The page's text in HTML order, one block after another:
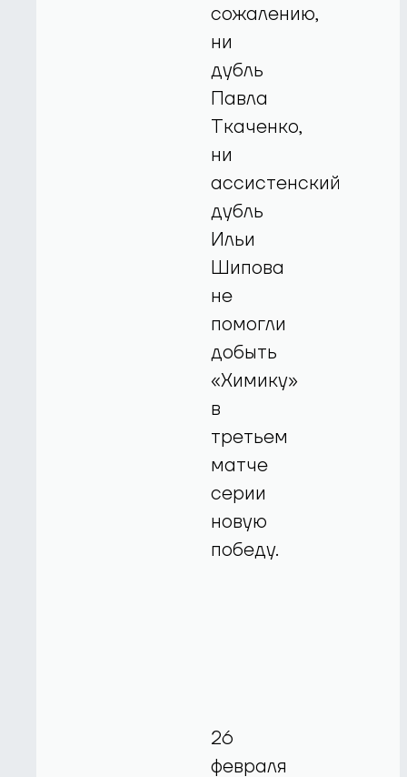
сожалению,
ни
дубль
Павла
Ткаченко,
ни
ассистенский
дубль
Ильи
Шипова
не
помогли
добыть
«Химику»
в
третьем
матче
серии
новую
победу.
26
февраля